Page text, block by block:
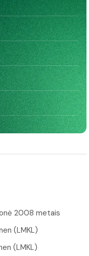
2008 metais
(LMKL)
(LMKL)